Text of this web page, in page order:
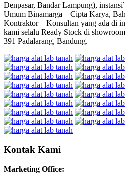
Denpasar, Bandar Lampung),
Umum Binamarga – Cipta Karya,
Kontraktor – Konsultan yang ada di
kami selalu Ready Stock di
391 Padalarang, Bandung.
Kontak Kami
Marketing Office: